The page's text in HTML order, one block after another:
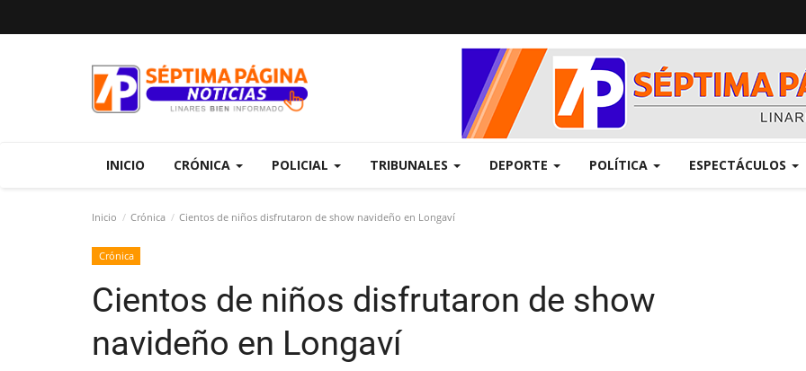
INICIO CRÓNICA POLICIAL TRIBUNALES DEPORTE POLÍTICA ESPECTÁCULOS
Inicio Crónica Cientos de niños disfrutaron de show navideño en Longaví
Crónica
Cientos de niños disfrutaron de show
navideño en Longaví